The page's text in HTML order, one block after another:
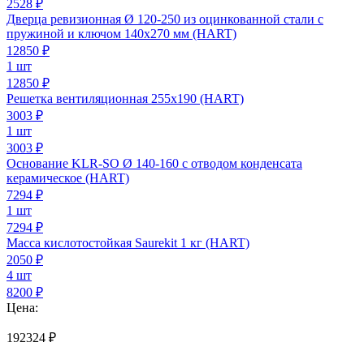
2528 ₽
Дверца ревизионная Ø 120-250 из оцинкованной стали с
пружиной и ключом 140х270 мм (HART)
12850 ₽
1 шт
12850 ₽
Решетка вентиляционная 255х190 (HART)
3003 ₽
1 шт
3003 ₽
Основание KLR-SO Ø 140-160 с отводом конденсата
керамическое (HART)
7294 ₽
1 шт
7294 ₽
Масса кислотостойкая Saurekit 1 кг (HART)
2050 ₽
4 шт
8200 ₽
Цена:
192324 ₽